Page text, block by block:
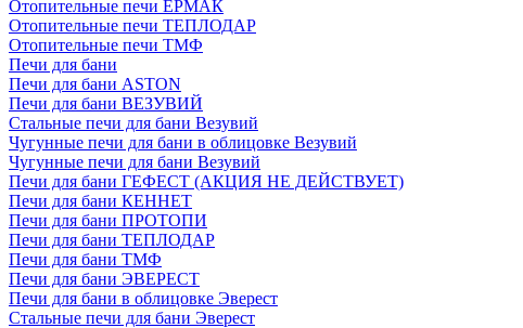
Отопительные печи ЕРМАК
Отопительные печи ТЕПЛОДАР
Отопительные печи ТМФ
Печи для бани
Печи для бани ASTON
Печи для бани ВЕЗУВИЙ
Стальные печи для бани Везувий
Чугунные печи для бани в облицовке Везувий
Чугунные печи для бани Везувий
Печи для бани ГЕФЕСТ (АКЦИЯ НЕ ДЕЙСТВУЕТ)
Печи для бани КЕННЕТ
Печи для бани ПРОТОПИ
Печи для бани ТЕПЛОДАР
Печи для бани ТМФ
Печи для бани ЭВЕРЕСТ
Печи для бани в облицовке Эверест
Стальные печи для бани Эверест